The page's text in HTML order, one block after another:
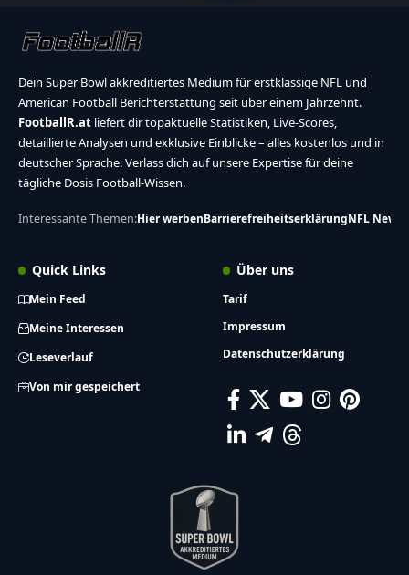
Dein Super Bowl akkreditiertes Medium für erstklassige NFL und
American Football Berichterstattung seit über einem Jahrzehnt.
FootballR.at liefert dir topaktuelle Statistiken, Live-Scores,
detaillierte Analysen und exklusive Einblicke – alles kostenlos und in
deutscher Sprache. Verlass dich auf unsere Expertise für deine
tägliche Dosis Football-Wissen.
Interessante Themen:Hier werbenBarrierefreiheitserklärungNFL News
Quick Links
Mein Feed
Meine Interessen
Leseverlauf
Von mir gespeichert
Über uns
Tarif
Impressum
Datenschutzerklärung